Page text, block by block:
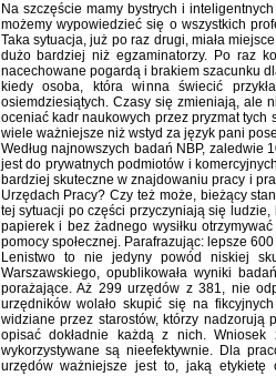
Na szczęście mamy bystrych i
możemy wypowiedzieć się o wszystkich
Taka sytuacja, już po raz drugi, miała
dużo bardziej niż egzaminatorzy. Po raz
nacechowane pogardą i brakiem szacunku
kiedy osoba, która winna świecić
osiemdziesiątych. Czasy się zmieniają, ale
oceniać kadr naukowych przez pryzmat
wiele ważniejsze niż wstyd za język pani
Według najnowszych badań NBP, zaledwie
jest do prywatnych podmiotów i
bardziej skuteczne w znajdowaniu pracy i
Urzędach Pracy? Czy też może, bieżący
tej sytuacji po części przyczyniają się
papierek i bez żadnego wysiłku
pomocy społecznej. Parafrazując: lepsze 600
Lenistwo to nie jedyny powód niskiej
Warszawskiego, opublikowała wyniki
porażające. Aż 299 urzędów z 381, nie
urzędników wolało skupić się na
widziane przez starostów, którzy nadzorują
opisać dokładnie każdą z nich.
wykorzystywane są nieefektywnie. Dla
urzędów ważniejsze jest to, jaką etykietę